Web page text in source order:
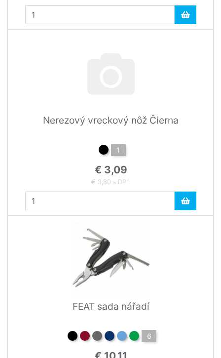
Nerezový vreckový nôž Čierna
1
€ 3,09
€ 3,80 s DPH
FEAT sada nářadí
6